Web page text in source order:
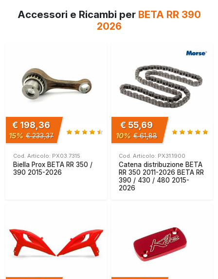
Accessori e Ricambi per BETA RR 390
2026
€ 198,36
15% € 233,37
Cod. Articolo: PX03.7315
Biella Prox BETA RR 350 /
390 2015-2026
€ 55,69
10% € 61,88
Cod. Articolo: PX31.1900
Catena distribuzione BETA
RR 350 2011-2026 BETA RR
390 / 430 / 480 2015-
2026